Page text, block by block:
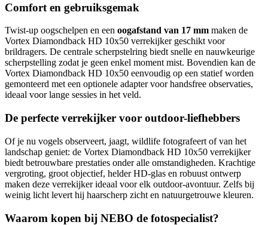
Comfort en gebruiksgemak
Twist-up oogschelpen en een oogafstand van 17 mm maken de
Vortex Diamondback HD 10x50 verrekijker geschikt voor
brildragers. De centrale scherpstelring biedt snelle en nauwkeurige
scherpstelling zodat je geen enkel moment mist. Bovendien kan de
Vortex Diamondback HD 10x50 eenvoudig op een statief worden
gemonteerd met een optionele adapter voor handsfree observaties,
ideaal voor lange sessies in het veld.
De perfecte verrekijker voor outdoor-liefhebbers
Of je nu vogels observeert, jaagt, wildlife fotografeert of van het
landschap geniet: de Vortex Diamondback HD 10x50 verrekijker
biedt betrouwbare prestaties onder alle omstandigheden. Krachtige
vergroting, groot objectief, helder HD-glas en robuust ontwerp
maken deze verrekijker ideaal voor elk outdoor-avontuur. Zelfs bij
weinig licht levert hij haarscherp zicht en natuurgetrouwe kleuren.
Waarom kopen bij NEBO de fotospecialist?